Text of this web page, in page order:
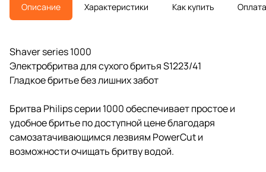
Описание Характеристики Как купить Оплата
Shaver series 1000
Электробритва для сухого бритья S1223/41
Гладкое бритье без лишних забот
Бритва Philips серии 1000 обеспечивает простое и
удобное бритье по доступной цене благодаря
самозатачивающимся лезвиям PowerCut и
возможности очищать бритву водой.